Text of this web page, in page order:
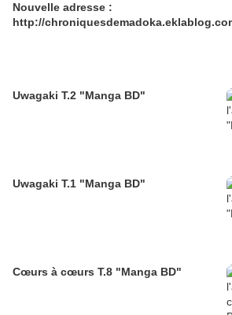
Nouvelle adresse :
http://
Uwagaki T.2 "Manga BD"
Uwagaki T.1 "Manga BD"
Cœurs à cœurs T.8 "Manga BD"